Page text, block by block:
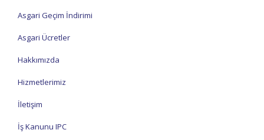
Asgari Geçim İndirimi
Asgari Ücretler
Hakkımızda
Hizmetlerimiz
İletişim
İş Kanunu IPC